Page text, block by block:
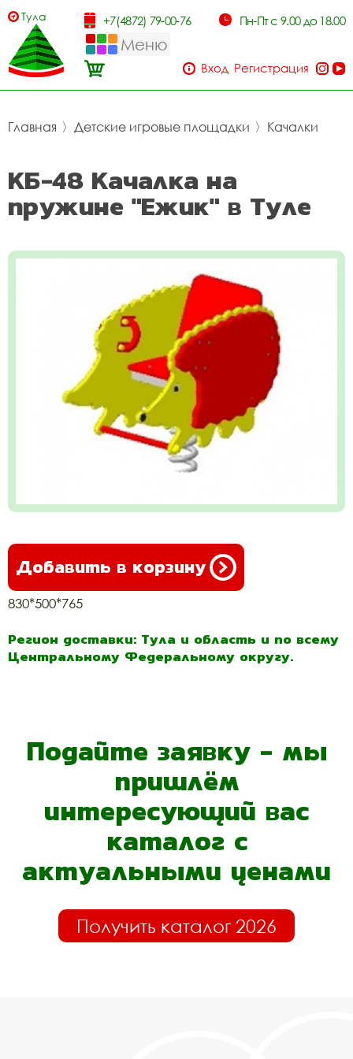
Тула +7(4872) 79-00-76 Пн-Пт с 9.00 до 18.00
Меню
Вход Регистрация
Главная 〉 Детские игровые площадки 〉 Качалки
КБ-48 Качалка на
пружине "Ежик" в Туле
Добавить в корзину
830*500*765
Регион доставки: Тула и область и по всему
Центральному Федеральному округу.
Подайте заявку - мы
пришлём
интересующий вас
каталог с
актуальными ценами
Получить каталог 2026